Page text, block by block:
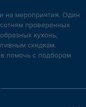
на мероприятия. Один
проверенных
кухонь,
скидкам.
помочь с подбором